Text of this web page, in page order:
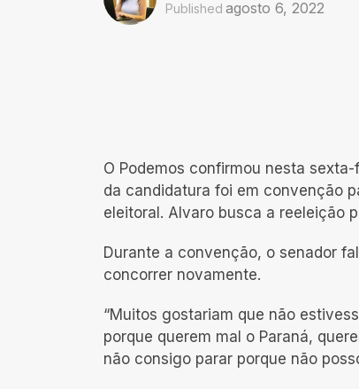
Published agosto 6, 2022
O Podemos confirmou nesta
da candidatura foi em convenção
eleitoral. Alvaro busca a reeleição
Durante a convenção, o senador
concorrer novamente.
“Muitos gostariam que não
porque querem mal o Paraná,
não consigo parar porque não